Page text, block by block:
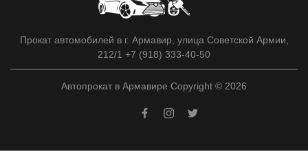
Прокат автомобилей в г. Армавир, улица Советской Армии,
212/1 +7 (918) 333-40-50
Автопрокат в Армавире Copyright © 2026